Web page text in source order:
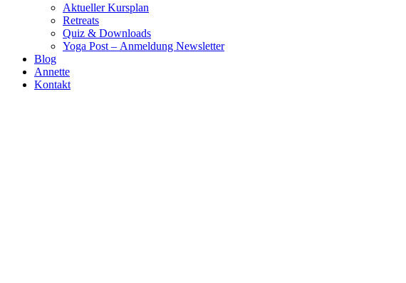
Aktueller Kursplan
Retreats
Quiz & Downloads
Yoga Post – Anmeldung Newsletter
Blog
Annette
Kontakt